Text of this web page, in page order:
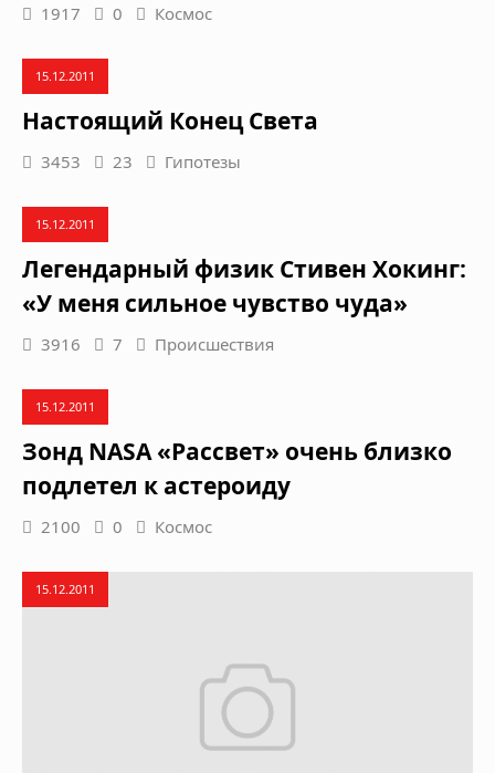
1917 0 Космос
15.12.2011
Настоящий Конец Света
3453 23 Гипотезы
15.12.2011
Легендарный физик Стивен Хокинг:
«У меня сильное чувство чуда»
3916 7 Происшествия
15.12.2011
Зонд NASA «Рассвет» очень близко
подлетел к астероиду
2100 0 Космос
15.12.2011